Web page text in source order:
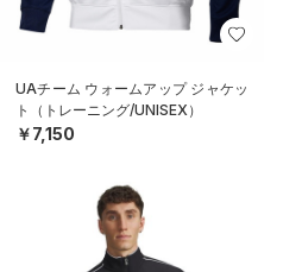
UAチーム ウォームアップ ジャケッ
ト（トレーニング/UNISEX）
￥7,150